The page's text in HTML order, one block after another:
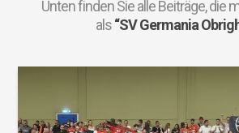
n
Unten finden Sie alle Beiträge, die
als“SV Germania